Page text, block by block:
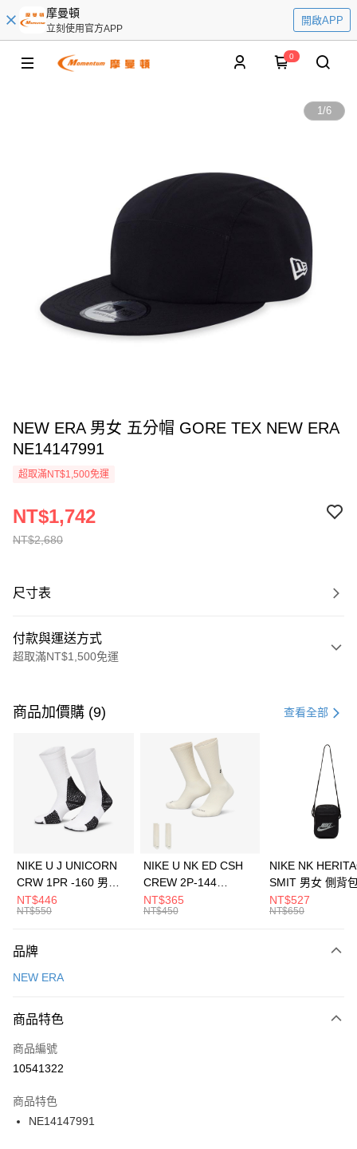
摩曼頓
立刻使用官方APP
開啟APP
0
1/6
NEW ERA 男女 五分帽 GORE TEX NEW ERA
NE14147991
超取滿NT$1,500免運
NT$2,680
NT$1,742
尺寸表
付款與運送方式
超取滿NT$1,500免運
信用卡一次付款
3 期 0 利率 每期 21家銀行
合作金庫商業銀行
第一商業銀行
華南商業銀行
彰化商業銀行
上海商業儲蓄銀行
元大商業銀行
台灣樂天信用卡公司
Apple Pay
全盈+PAY
AFTEE先享後付
【關於「AFTEE先享後付」】
便利好安心！
３．安心：先確認商品／服務後，再付款。
【「AFTEE先享後付」結帳流程】
１．於結帳方式選擇「AFTEE先享後付」後，將跳轉至「AFTEE先享後付」
２．訂單成立數日內，您將收到繳費通知簡訊。
３．收到繳費通知簡訊後14天內，點擊此簡訊中的連結，可透過四大超商／
ATM／網路銀行／等多元方式進行付款，方視為交易完成。
運送方式
每筆NT$100，滿NT$1,500(含以上)免運費
宅配
每筆NT$100，滿NT$1,500(含以上)免運費
付款後門市自取
每筆NT$100，滿NT$1,500(含以上)免運費
商品加價購 (9) 查看全部
NIKE U J UNICORN
CRW 1PR -160 男女
中統襪 FZ3393100
NT$446
NT$550
NIKE U NK ED CSH
CREW 2P-144
EMBRDY 男女 短統襪
FZ3073133
NT$365
NT$450
NIKE NK
SMIT 男女 側背
BA5871010
NT$527
NT$650
品牌
NEW ERA
商品特色
商品編號
10541322
商品特色
NE14147991